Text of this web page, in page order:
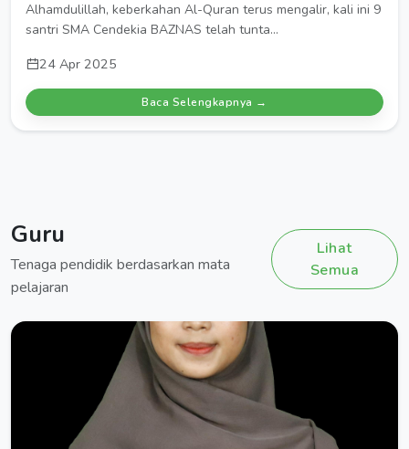
Alhamdulillah, keberkahan Al-Quran terus mengalir, kali ini 9
santri SMA Cendekia BAZNAS telah tunta...
24 Apr 2025
Baca Selengkapnya →
Guru
Tenaga pendidik berdasarkan mata
pelajaran
Lihat
Semua